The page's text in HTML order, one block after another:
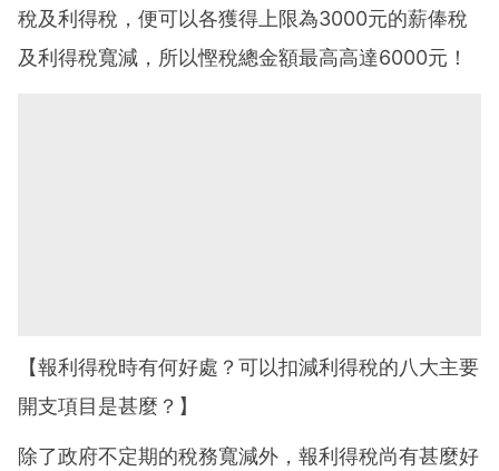
稅及利得稅，便可以各獲得上限為3000元的薪俸稅
及利得稅寬減，所以慳稅總金額最高高達6000元！
【報利得稅時有何好處？可以扣減利得稅的八大主要
開支項目是甚麼？】
除了政府不定期的稅務寬減外，報利得稅尚有甚麼好